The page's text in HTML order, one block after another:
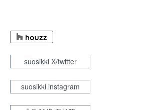
suosikki X/twitter
suosikki instagram